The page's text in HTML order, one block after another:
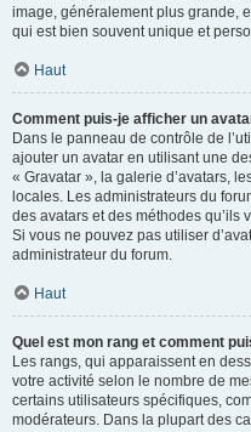
image, généralement plus grande,
qui est bien souvent unique et
Haut
Comment puis-je afficher un
Dans le panneau de contrôle de
ajouter un avatar en utilisant une
« Gravatar », la galerie d’avatars,
locales. Les administrateurs du
des avatars et des méthodes
Si vous ne pouvez pas utiliser
administrateur du forum.
Haut
Quel est mon rang et comment
Les rangs, qui apparaissent en
votre activité selon le nombre de
certains utilisateurs spécifiques,
modérateurs. Dans la plupart des